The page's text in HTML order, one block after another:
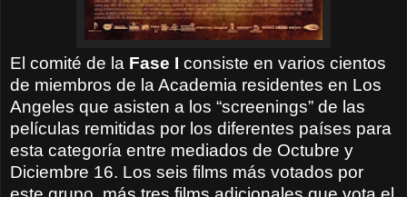
El comité de la Fase I consiste en varios cientos
de miembros de la Academia residentes en Los
Angeles que asisten a los “screenings” de las
películas remitidas por los diferentes países para
esta categoría entre mediados de Octubre y
Diciembre 16. Los seis films más votados por